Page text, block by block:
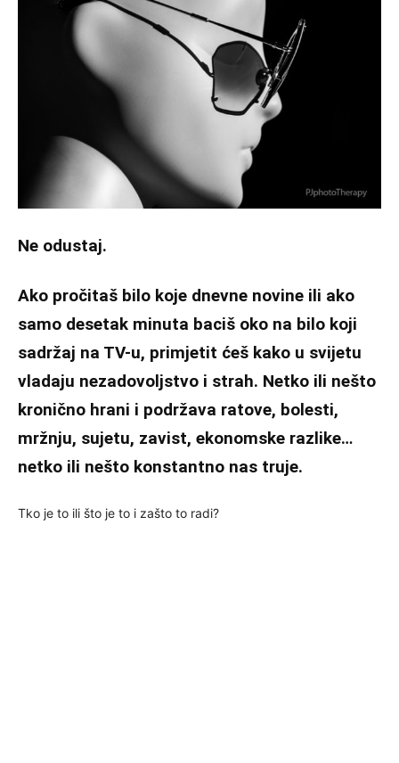
Ne odustaj.
Ako pročitaš bilo koje dnevne novine ili ako
samo desetak minuta baciš oko na bilo koji
sadržaj na TV-u, primjetit ćeš kako u svijetu
vladaju nezadovoljstvo i strah. Netko ili nešto
kronično hrani i podržava ratove, bolesti,
mržnju, sujetu, zavist, ekonomske razlike…
netko ili nešto konstantno nas truje.
Tko je to ili što je to i zašto to radi?